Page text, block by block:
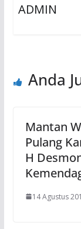
ADMIN
Anda
Mantan
Pulang
H
14 Agustus